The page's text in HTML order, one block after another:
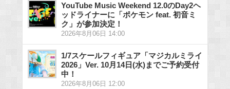
YouTube Music Weekend 12.0のDay2ヘ
ッドライナーに「ポケモン feat. 初音ミ
ク」が参加決定！
2026年8月06日 14:00
1/7スケールフィギュア「マジカルミライ
2026」Ver. 10月14日(水)までご予約受付
中！
2026年8月06日 12:00